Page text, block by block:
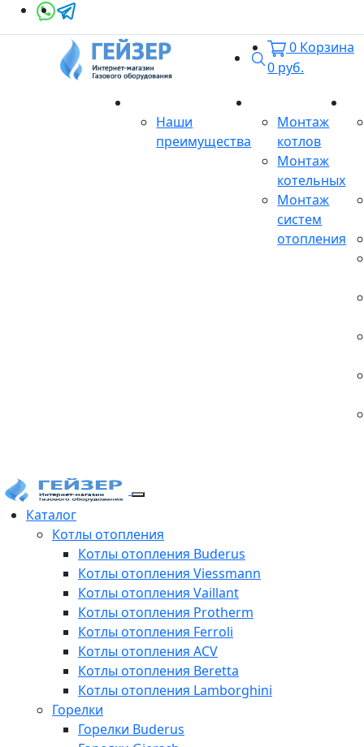
Поиск
0 Корзина
0 руб.
Наши
преимущества
Монтаж
котлов
Монтаж
котельных
Монтаж
систем
отопления
Каталог
Котлы отопления
Котлы отопления Buderus
Котлы отопления Viessmann
Котлы отопления Vaillant
Котлы отопления Protherm
Котлы отопления Ferroli
Котлы отопления ACV
Котлы отопления Beretta
Котлы отопления Lamborghini
Горелки
Горелки Buderus